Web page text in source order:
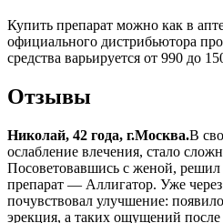
Купить препарат можно как в
официального дистрибьютора
средства варьируется от 990 до
Отзывы
Николай, 42 года, г.Москва.В
ослабление влечения, стало
Посоветовавшись с женой,
препарат — Аллигатор. Уже через
почувствовал улучшение:
эрекция, а таких ощущений